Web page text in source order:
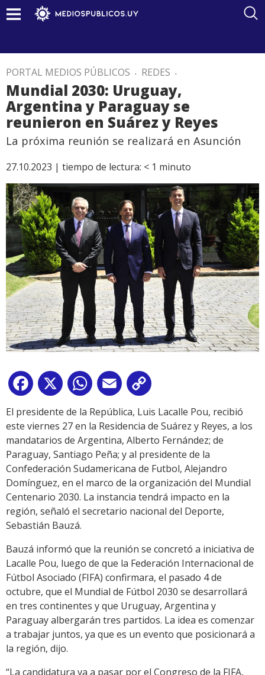
PORTAL MEDIOS PÚBLICOS . REDES .
Mundial 2030: Uruguay,
Argentina y Paraguay se
reunieron en Suárez y Reyes
La próxima reunión se realizará en Asunción
27.10.2023 | tiempo de lectura: < 1 minuto
Facebook
X WhatsApp
Email
Link
El presidente de la República, Luis Lacalle Pou, recibió
este viernes 27 en la Residencia de Suárez y Reyes, a los
mandatarios de Argentina, Alberto Fernández; de
Paraguay, Santiago Peña; y al presidente de la
Confederación Sudamericana de Futbol, Alejandro
Domínguez, en el marco de la organización del Mundial
Centenario 2030. La instancia tendrá impacto en la
región, señaló el secretario nacional del Deporte,
Sebastián Bauzá.
Bauzá informó que la reunión se concretó a iniciativa de
Lacalle Pou, luego de que la Federación Internacional de
Fútbol Asociado (FIFA) confirmara, el pasado 4 de
octubre, que el Mundial de Fútbol 2030 se desarrollará
en tres continentes y que Uruguay, Argentina y
Paraguay albergarán tres partidos. La idea es comenzar
a trabajar juntos, ya que es un evento que posicionará a
la región, dijo.
“La candidatura va a pasar por el Congreso de la FIFA,